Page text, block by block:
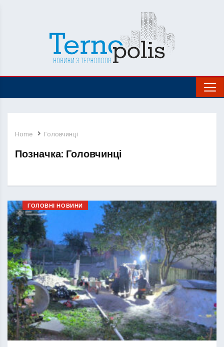
Home Головчинці
Позначка: Головчинці
ГОЛОВНІ НОВИНИ